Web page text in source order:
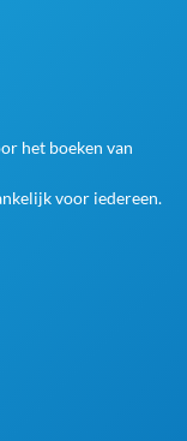
het boeken van
voor iedereen.